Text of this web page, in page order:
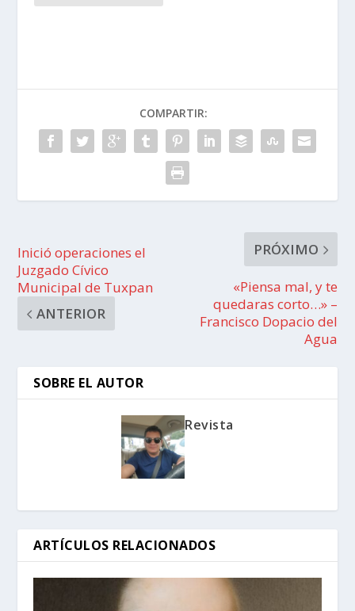
COMPARTIR:
Inició operaciones el
Juzgado Cívico
Municipal de Tuxpan
ANTERIOR
PRÓXIMO
«Piensa mal, y te
quedaras corto…» –
Francisco Dopacio del
Agua
SOBRE EL AUTOR
Revista
ARTÍCULOS RELACIONADOS